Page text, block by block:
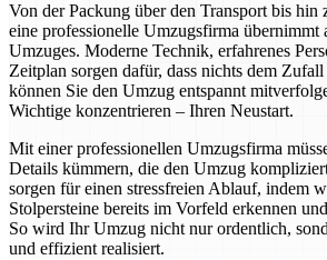
Von der Packung über den Transport bis hin
eine professionelle Umzugsfirma übernimmt
Umzuges. Moderne Technik, erfahrenes
Zeitplan sorgen dafür, dass nichts dem
können Sie den Umzug entspannt
Wichtige konzentrieren – Ihren Neustart.
Mit einer professionellen Umzugsfirma
Details kümmern, die den Umzug
sorgen für einen stressfreien Ablauf, indem
Stolpersteine bereits im Vorfeld erkennen
So wird Ihr Umzug nicht nur ordentlich,
und effizient realisiert.